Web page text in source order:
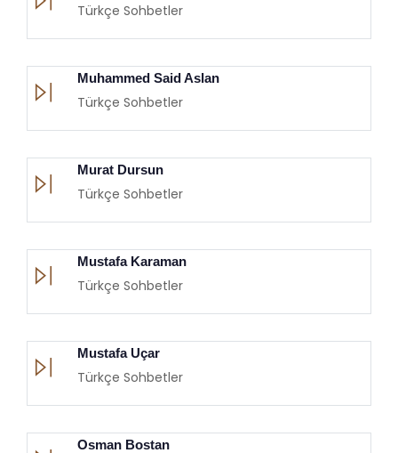
Türkçe Sohbetler
Muhammed Said Aslan
Türkçe Sohbetler
Murat Dursun
Türkçe Sohbetler
Mustafa Karaman
Türkçe Sohbetler
Mustafa Uçar
Türkçe Sohbetler
Osman Bostan